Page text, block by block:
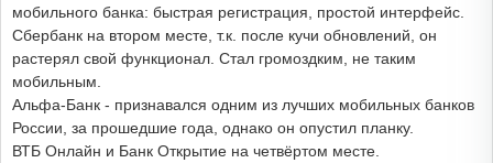
мобильного банка: быстрая регистрация, простой интерфейс.
Сбербанк на втором месте, т.к. после кучи обновлений, он
растерял свой функционал. Стал громоздким, не таким
мобильным.
Альфа-Банк - признавался одним из лучших мобильных банков
России, за прошедшие года, однако он опустил планку.
ВТБ Онлайн и Банк Открытие на четвёртом месте.